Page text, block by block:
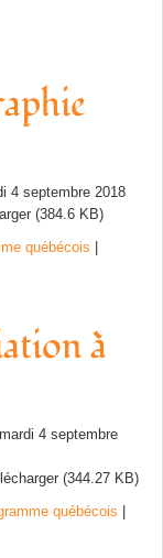
4 septembre 2018
(384.6 KB)
québécois
à
mardi 4 septembre
(344.27 KB)
québécois